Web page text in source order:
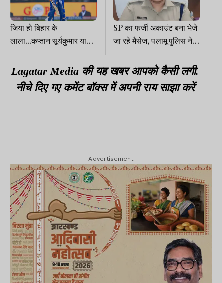
जिया हो बिहार के
लाला...कप्तान सूर्यकुमार यादव
ने ईशान किशान की शानदार
पारी की तारीफ की
SP का फर्जी अकाउंट बना भेजे
जा रहे मैसेज, पलामू पुलिस ने
लोगों को किया सतर्क
Lagatar Media की यह खबर आपको कैसी लगी.
नीचे दिए गए कमेंट बॉक्स में अपनी राय साझा करें
Advertisement